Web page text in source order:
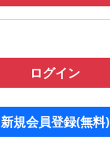
ログイン
新規会員登録(無料)